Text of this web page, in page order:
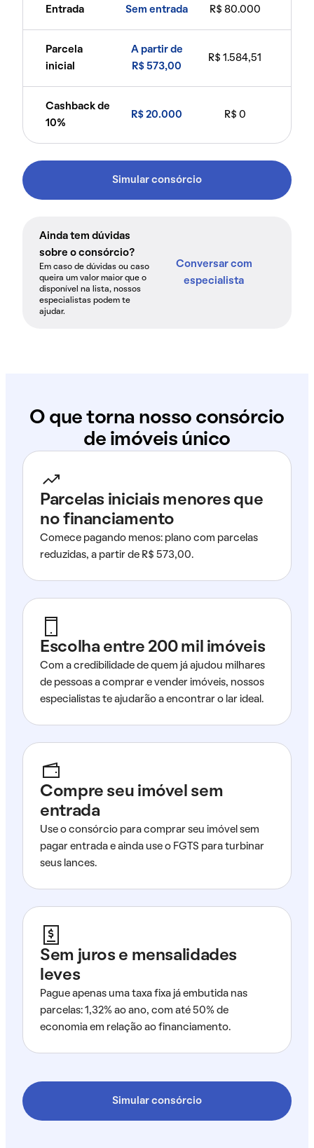
Entrada Sem entrada R$ 80.000
Parcela
inicial
A partir de
R$ 573,00
R$ 1.584,51
Cashback de
10%
R$ 20.000 R$ 0
Simular consórcio
Ainda tem dúvidas
sobre o consórcio?
Em caso de dúvidas ou caso
queira um valor maior que o
disponível na lista, nossos
especialistas podem te
ajudar.
Conversar com
especialista
O que torna nosso consórcio
de imóveis único
Parcelas iniciais menores que
no financiamento
Comece pagando menos: plano com parcelas
reduzidas, a partir de R$ 573,00.
Escolha entre 200 mil imóveis
Com a credibilidade de quem já ajudou milhares
de pessoas a comprar e vender imóveis, nossos
especialistas te ajudarão a encontrar o lar ideal.
Compre seu imóvel sem
entrada
Use o consórcio para comprar seu imóvel sem
pagar entrada e ainda use o FGTS para turbinar
seus lances.
Sem juros e mensalidades
leves
Pague apenas uma taxa fixa já embutida nas
parcelas: 1,32% ao ano, com até 50% de
economia em relação ao financiamento.
Simular consórcio